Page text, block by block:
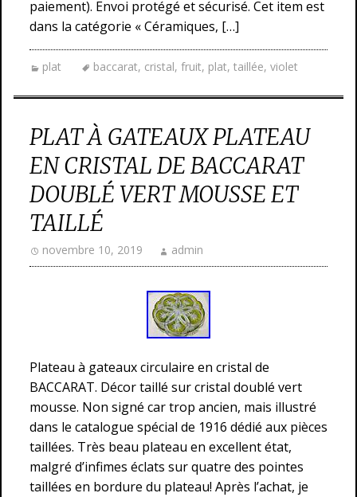
paiement). Envoi protégé et sécurisé. Cet item est
dans la catégorie « Céramiques, […]
plat baccarat, cristal, fruit, plat, taillée, violet
PLAT À GATEAUX PLATEAU
EN CRISTAL DE BACCARAT
DOUBLÉ VERT MOUSSE ET
TAILLÉ
novembre 10, 2019 admin
Plateau à gateaux circulaire en cristal de
BACCARAT. Décor taillé sur cristal doublé vert
mousse. Non signé car trop ancien, mais illustré
dans le catalogue spécial de 1916 dédié aux pièces
taillées. Très beau plateau en excellent état,
malgré d’infimes éclats sur quatre des pointes
taillées en bordure du plateau! Après l’achat, je